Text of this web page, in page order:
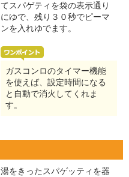
てスパゲティを袋の表示通り
にゆで、残り３０秒でピーマ
ンを入れゆでます。
ガスコンロのタイマー機能
を使えば、設定時間になる
と自動で消火してくれま
す。
湯をきったスパゲッティを器